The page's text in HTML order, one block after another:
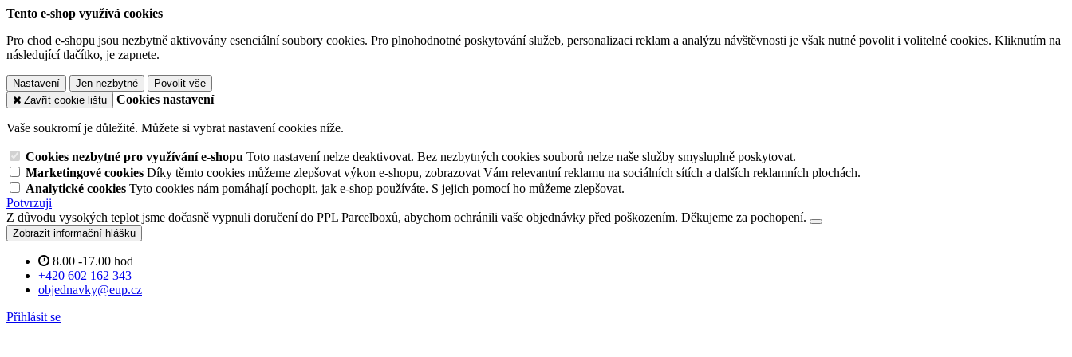
Tento e-shop využívá cookies
Pro chod e-shopu jsou nezbytně aktivovány esenciální soubory cookies. Pro plnohodnotné poskytování služeb, personalizaci reklam a analýzu návštěvnosti je však nutné povolit i volitelné cookies. Kliknutím na
následující tlačítko, je zapnete.
Nastavení Jen nezbytné
Povolit vše
Zavřít cookie lištu
Cookies nastavení
Vaše soukromí je důležité. Můžete si vybrat nastavení cookies níže.
Cookies nezbytné pro využívání e-shopu Toto nastavení nelze deaktivovat. Bez nezbytných cookies souborů nelze naše služby smysluplně poskytovat.
Marketingové cookies Díky těmto cookies můžeme zlepšovat výkon e-shopu, zobrazovat Vám relevantní reklamu na sociálních sítích a dalších reklamních plochách.
Analytické cookies Tyto cookies nám pomáhají pochopit, jak e-shop používáte. S jejich pomocí ho můžeme zlepšovat.
Potvrzuji
Z důvodu vysokých teplot jsme dočasně vypnuli doručení do PPL Parcelboxů, abychom ochránili vaše objednávky před poškozením. Děkujeme za pochopení.
Zobrazit informační hlášku
8.00 -17.00 hod
+420 602 162 343
objednavky@eup.cz
Přihlásit se